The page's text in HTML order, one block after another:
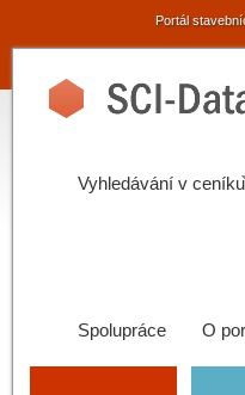
Portál
Vyhledávání v ceníku
Spolupráce O